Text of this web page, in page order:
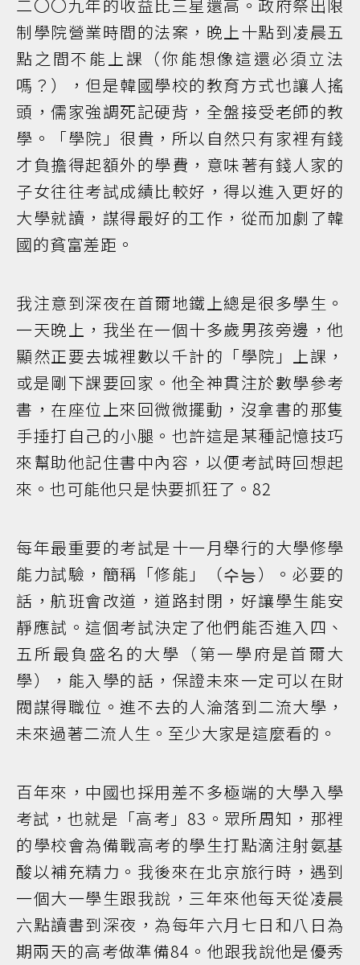
二〇〇九年的收益比三星還高。政府祭出限
制學院營業時間的法案，晚上十點到凌晨五
點之間不能上課（你能想像這還必須立法
嗎？），但是韓國學校的教育方式也讓人搖
頭，儒家強調死記硬背，全盤接受老師的教
學。「學院」很貴，所以自然只有家裡有錢
才負擔得起額外的學費，意味著有錢人家的
子女往往考試成績比較好，得以進入更好的
大學就讀，謀得最好的工作，從而加劇了韓
國的貧富差距。
我注意到深夜在首爾地鐵上總是很多學生。
一天晚上，我坐在一個十多歲男孩旁邊，他
顯然正要去城裡數以千計的「學院」上課，
或是剛下課要回家。他全神貫注於數學參考
書，在座位上來回微微擺動，沒拿書的那隻
手捶打自己的小腿。也許這是某種記憶技巧
來幫助他記住書中內容，以便考試時回想起
來。也可能他只是快要抓狂了。82
每年最重要的考試是十一月舉行的大學修學
能力試驗，簡稱「修能」（수능）。必要的
話，航班會改道，道路封閉，好讓學生能安
靜應試。這個考試決定了他們能否進入四、
五所最負盛名的大學（第一學府是首爾大
學），能入學的話，保證未來一定可以在財
閥謀得職位。進不去的人淪落到二流大學，
未來過著二流人生。至少大家是這麼看的。
百年來，中國也採用差不多極端的大學入學
考試，也就是「高考」83。眾所周知，那裡
的學校會為備戰高考的學生打點滴注射氨基
酸以補充精力。我後來在北京旅行時，遇到
一個大一學生跟我說，三年來他每天從凌晨
六點讀書到深夜，為每年六月七日和八日為
期兩天的高考做準備84。他跟我說他是優秀